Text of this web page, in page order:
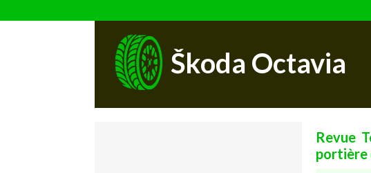
Škoda Octavia
Revue
portière